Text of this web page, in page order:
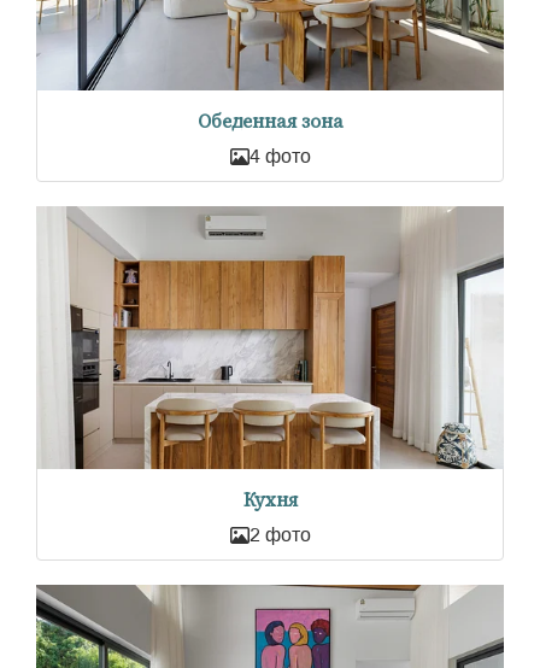
Обеденная зона
4 фото
Кухня
2 фото